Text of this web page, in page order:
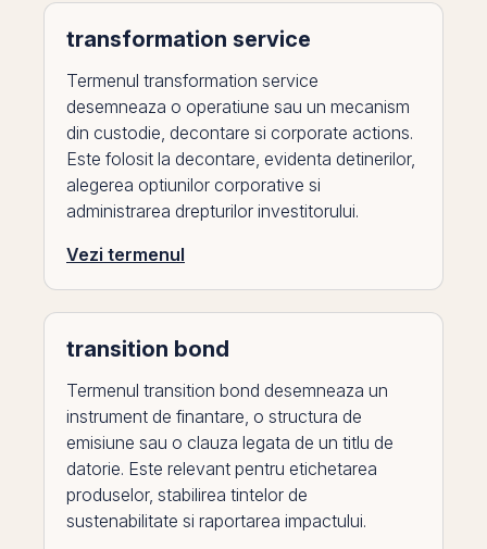
transformation service
Termenul transformation service
desemneaza o operatiune sau un mecanism
din custodie, decontare si corporate actions.
Este folosit la decontare, evidenta detinerilor,
alegerea optiunilor corporative si
administrarea drepturilor investitorului.
Vezi termenul
transition bond
Termenul transition bond desemneaza un
instrument de finantare, o structura de
emisiune sau o clauza legata de un titlu de
datorie. Este relevant pentru etichetarea
produselor, stabilirea tintelor de
sustenabilitate si raportarea impactului.